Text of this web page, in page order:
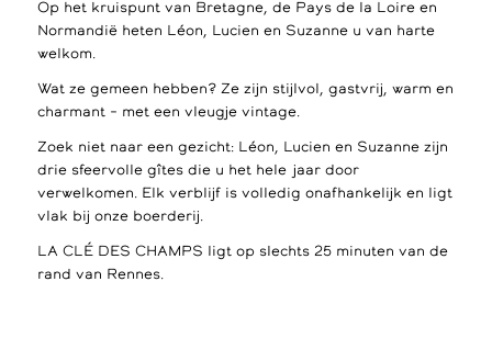
Op het kruispunt van Bretagne, de Pays de la Loire en
Normandië heten Léon, Lucien en Suzanne u van harte
welkom.
Wat ze gemeen hebben? Ze zijn stijlvol, gastvrij, warm en
charmant – met een vleugje vintage.
Zoek niet naar een gezicht: Léon, Lucien en Suzanne zijn
drie sfeervolle gîtes die u het hele jaar door
verwelkomen. Elk verblijf is volledig onafhankelijk en ligt
vlak bij onze boerderij.
LA CLÉ DES CHAMPS ligt op slechts 25 minuten van de
rand van Rennes.